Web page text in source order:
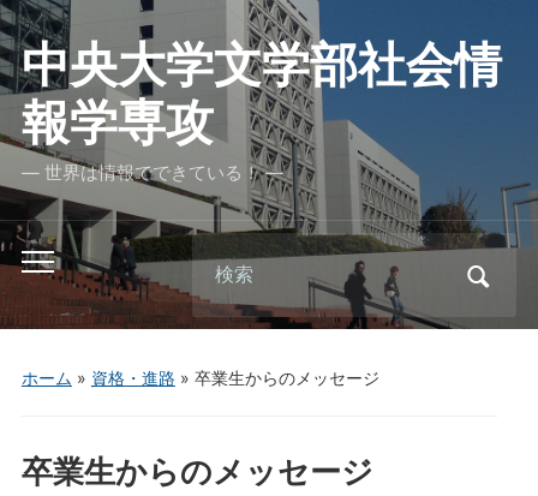
中央大学文学部社会情
報学専攻
― 世界は情報でできている！ ―
Toggle
mobile
menu
Search
for:
ホーム » 資格・進路 » 卒業生からのメッセージ
卒業生からのメッセージ